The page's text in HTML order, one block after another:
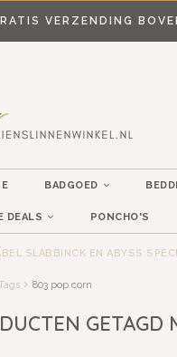
VERZENDING
BADGOED
DEALS PONCHO'S
SLABBINCK EN ABYSS
803 pop corn
GETAGD